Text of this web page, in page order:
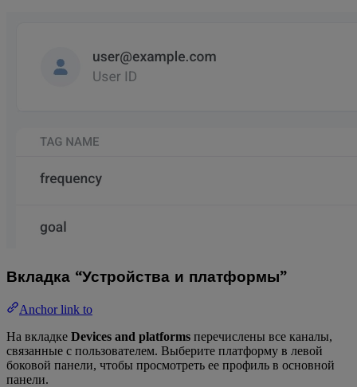
Вкладка “Устройства и платформы”
Anchor link to
На вкладке Devices and platforms перечислены все каналы,
связанные с пользователем. Выберите платформу в левой
боковой панели, чтобы просмотреть ее профиль в основной
панели.